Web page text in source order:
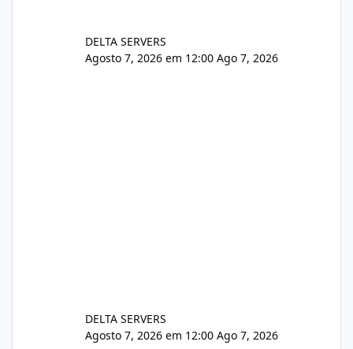
DELTA SERVERS
Agosto 7, 2026 em 12:00 Ago 7, 2026
DELTA SERVERS
Agosto 7, 2026 em 12:00 Ago 7, 2026